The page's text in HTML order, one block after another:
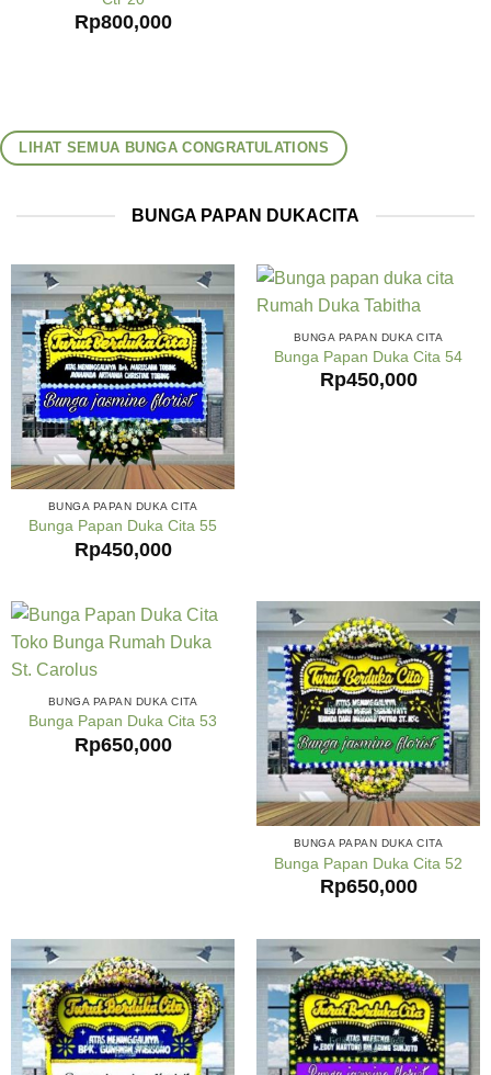
Rp800,000
LIHAT SEMUA BUNGA CONGRATULATIONS
BUNGA PAPAN DUKACITA
BUNGA PAPAN DUKA CITA
Bunga Papan Duka Cita 55
Rp450,000
BUNGA PAPAN DUKA CITA
Bunga Papan Duka Cita 54
Rp450,000
BUNGA PAPAN DUKA CITA
Bunga Papan Duka Cita 53
Rp650,000
BUNGA PAPAN DUKA CITA
Bunga Papan Duka Cita 52
Rp650,000